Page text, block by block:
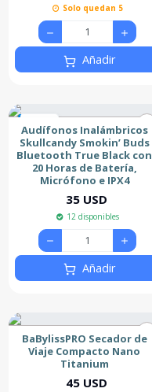
Solo quedan 5
Añadir
Audífonos Inalámbricos
Skullcandy Smokin’ Buds
Bluetooth True Black con
20 Horas de Batería,
Micrófono e IPX4
35 USD
12 disponibles
Añadir
BaBylissPRO Secador de
Viaje Compacto Nano
Titanium
45 USD